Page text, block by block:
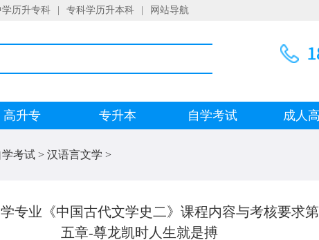
学历升专科 专科学历升本科 网站导航
高升专 专升本 自学考试 成人
学考试 > 汉语言文学 >
专业《中国古代文学史二》课程内容与考核要求
五章-尊龙凯时人生就是搏